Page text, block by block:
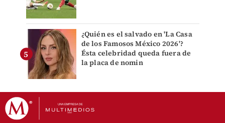
¿Quién es el salvado en 'La Casa
de los Famosos México 2026'?
Ésta celebridad queda fuera de
la placa de nomin